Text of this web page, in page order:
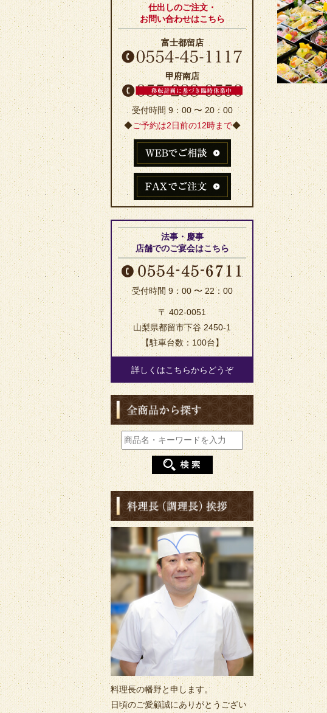
仕出しのご注文・
お問い合わせはこちら
富士都留店
甲府南店
受付時間 9：00 〜 20：00
◆ご予約は2日前の12時まで◆
法事・慶事
店舗でのご宴会はこちら
受付時間 9：00 〜 22：00
〒 402-0051
山梨県都留市下谷 2450-1
【駐車台数：100台】
詳しくはこちらからどうぞ
料理長の幡野と申します。
日頃のご愛顧誠にありがとうござい